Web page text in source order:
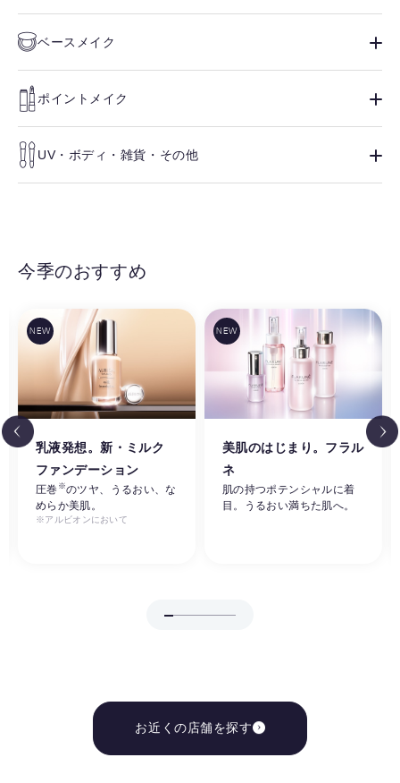
ベースメイク
ポイントメイク
UV・ボディ・雑貨・その他
今季のおすすめ
乳液発想。新・ミルク
ファンデーション
圧巻 ※のツヤ、うるおい、な
めらか美肌。
※アルビオンにおいて
美肌のはじまり。フラル
ネ
肌の持つポテンシャルに着
目。うるおい満ちた肌へ。
お近くの店舗を探す